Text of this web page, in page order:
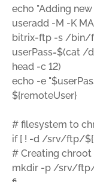
echo "Adding
useradd -M -K
bitrix-ftp -s /bin/
userPass=$(cat
head -c 12)
echo -e
${remoteUser}
# filesystem to
if [ ! -d /srv/ftp/
# Creating chroot
mkdir -p /srv/